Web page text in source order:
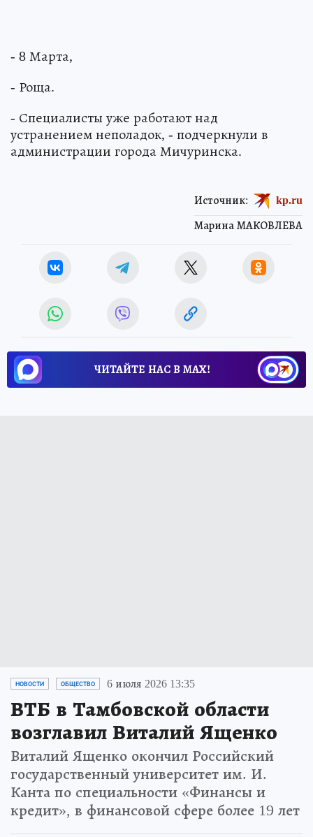
- 8 Марта,
- Роща.
- Специалисты уже работают над
устранением неполадок, - подчеркнули в
администрации города Мичуринска.
Марина МАКОВЛЕВА
Источник: kp.ru
ЧИТАЙТЕ НАС В МАХ!
НОВОСТИ ОБЩЕСТВО 6 июля 2026 13:35
ВТБ в Тамбовской области
возглавил Виталий Ященко
Виталий Ященко окончил Российский
государственный университет им. И.
Канта по специальности «Финансы и
кредит», в финансовой сфере более 19 лет